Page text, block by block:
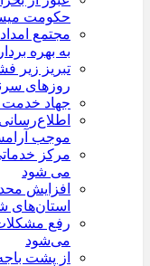
حکومت
مجتمع
به بهره
تبریز زیر
روزهای
جهاد خدمت
موجب
مرکز
می شود
افزایش
می‌شود
از پشت